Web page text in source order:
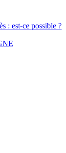
: est-ce possible ?